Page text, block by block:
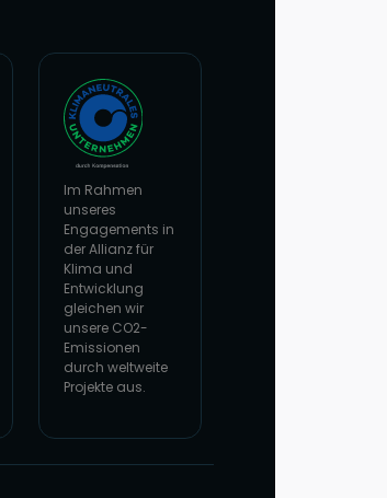
Im Rahmen
unseres
Engagements in
der Allianz für
Klima und
Entwicklung
gleichen wir
unsere CO2-
Emissionen
durch weltweite
Projekte aus.
Zur Website von Climate Extender: